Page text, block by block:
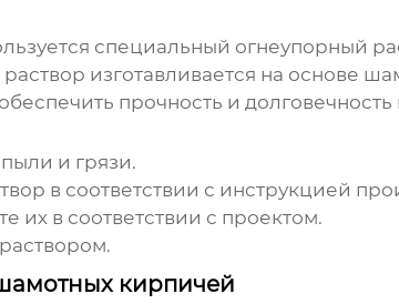
специальный огнеупорный
изготавливается на основе
прочность и долговечность
и грязи.
в соответствии с инструкцией
их в соответствии с проектом.
кирпичей